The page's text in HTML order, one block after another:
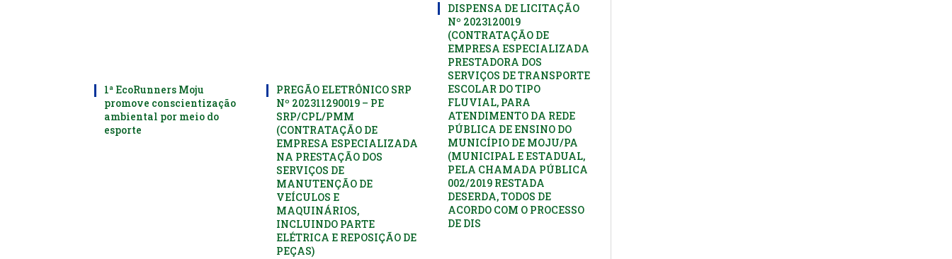
1ª EcoRunners Moju
promove conscientização
ambiental por meio do
esporte
PREGÃO ELETRÔNICO SRP
Nº 202311290019 – PE
SRP/CPL/PMM
(CONTRATAÇÃO DE
EMPRESA ESPECIALIZADA
NA PRESTAÇÃO DOS
SERVIÇOS DE
MANUTENÇÃO DE
VEÍCULOS E
MAQUINÁRIOS,
INCLUINDO PARTE
ELÉTRICA E REPOSIÇÃO DE
PEÇAS)
DISPENSA DE LICITAÇÃO
Nº 2023120019
(CONTRATAÇÃO DE
EMPRESA ESPECIALIZADA
PRESTADORA DOS
SERVIÇOS DE TRANSPORTE
ESCOLAR DO TIPO
FLUVIAL, PARA
ATENDIMENTO DA REDE
PÚBLICA DE ENSINO DO
MUNICÍPIO DE MOJU/PA
(MUNICIPAL E ESTADUAL,
PELA CHAMADA PÚBLICA
002/2019 RESTADA
DESERDA, TODOS DE
ACORDO COM O PROCESSO
DE DIS